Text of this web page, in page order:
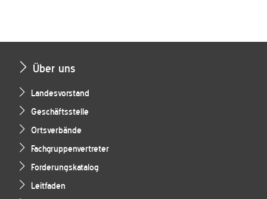
Über uns
Landesvorstand
Geschäftsstelle
Ortsverbände
Fachgruppenvertreter
Forderungskatalog
Leitfaden